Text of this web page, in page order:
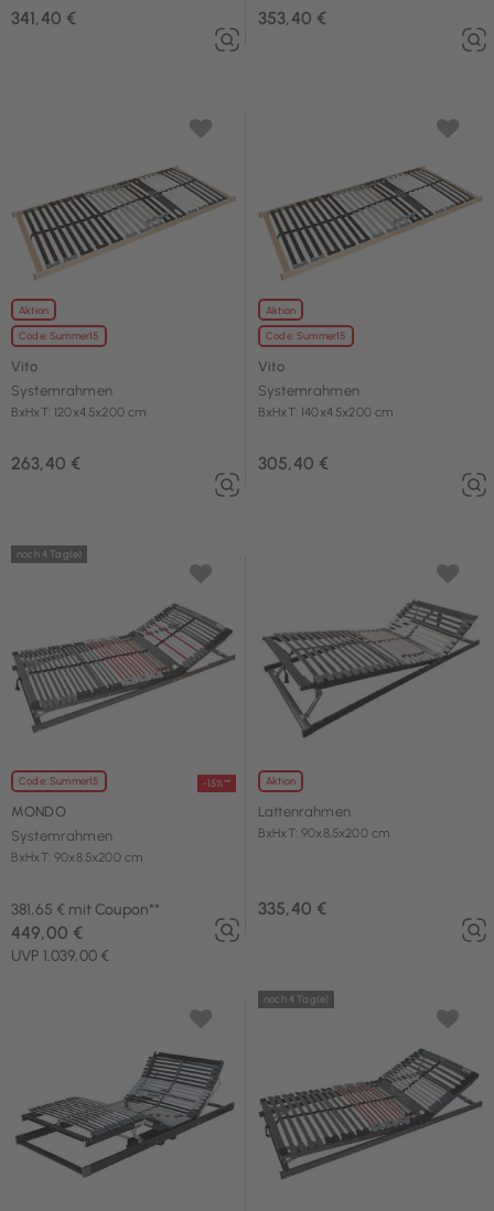
341,40 € 353,40 €
Aktion
Code: Summer15
Vito
Systemrahmen
BxHxT: 120x4.5x200 cm
263,40 €
Aktion
Code: Summer15
Vito
Systemrahmen
BxHxT: 140x4.5x200 cm
305,40 €
Code: Summer15 -15%**
noch 4 Tag(e)
MONDO
Systemrahmen
BxHxT: 90x8.5x200 cm
381,65 € mit Coupon**
UVP 1.039,00 €
449,00 €
Aktion
Lattenrahmen
BxHxT: 90x8,5x200 cm
335,40 €
noch 4 Tag(e)